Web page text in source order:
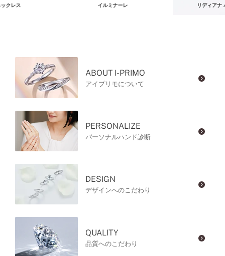
クレス イルミナーレ リディアナ
ABOUT I-PRIMO
アイプリモについて
PERSONALIZE
パーソナルハンド診断
DESIGN
デザインへのこだわり
QUALITY
品質へのこだわり